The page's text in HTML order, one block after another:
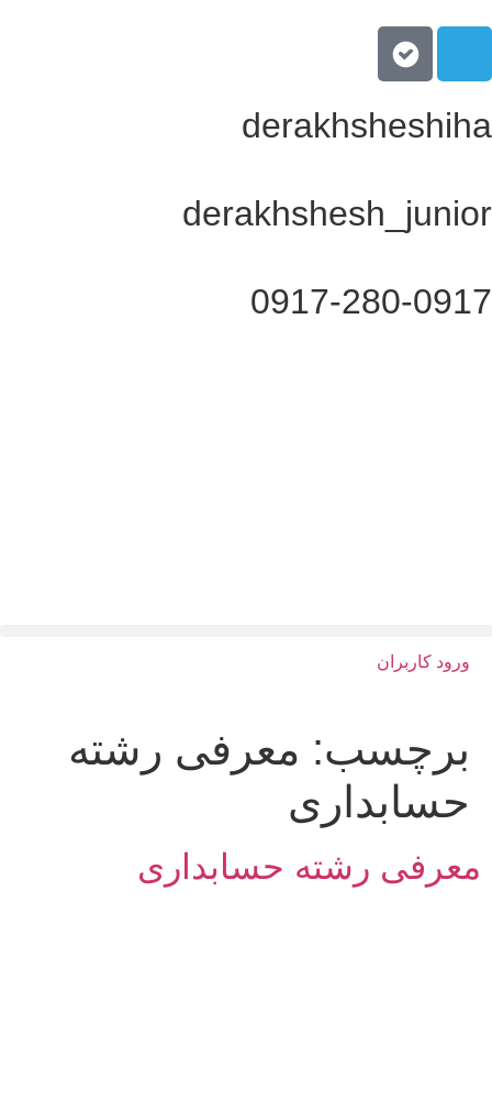
derakhsheshiha
derakhshesh_junior
0917-280-0917
ورود کاربران
برچسب: معرفی رشته
حسابداری
معرفی رشته حسابداری